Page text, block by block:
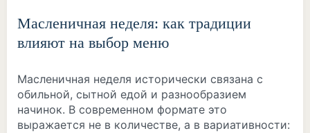
Масленичная неделя: как традиции
влияют на выбор меню
Масленичная неделя исторически связана с
обильной, сытной едой и разнообразием
начинок. В современном формате это
выражается не в количестве, а в вариативности: